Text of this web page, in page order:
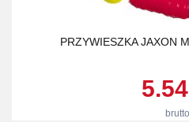
PRZYWIESZKA JAXON
brutto